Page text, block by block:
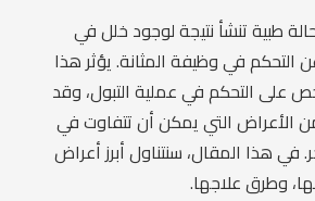
طبية تنشأ نتيجة لوجود خلل في
التحكم في وظيفة المثانة. يؤثر هذا
على التحكم في عملية التبول، وقد
الأعراض التي يمكن أن تتفاوت في
هذا المقال، سنتناول أبرز أعراض
وطرق علاجها.